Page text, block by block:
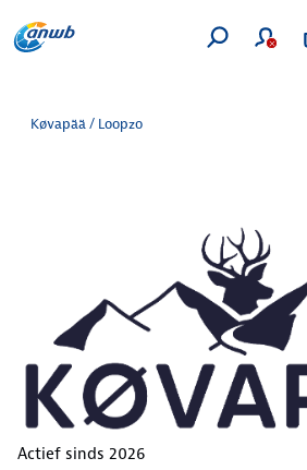
Køvapää / Loopzo
Actief sinds 2026